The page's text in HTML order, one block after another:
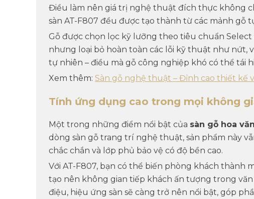
Điều làm nên giá trị nghệ thuật đích thực không
sàn AT-F807 đều được tạo thành từ các mảnh gỗ
Gỗ được chọn lọc kỹ lưỡng theo tiêu chuẩn Select
nhưng loại bỏ hoàn toàn các lỗi kỹ thuật như nứt,
tự nhiên – điều mà gỗ công nghiệp khó có thể tái
Xem thêm: Sàn gỗ nghệ thuật – Đỉnh cao thiết kế
Tính ứng dụng cao trong mọi không
Một trong những điểm nổi bật của sàn gỗ hoa
dòng sàn gỗ trang trí nghệ thuật, sản phẩm này
chắc chắn và lớp phủ bảo vệ có độ bền cao.
Với AT-F807, bạn có thể biến phòng khách thành
tạo nên không gian tiếp khách ấn tượng trong
điệu, hiệu ứng sàn sẽ càng trở nên nổi bật, góp